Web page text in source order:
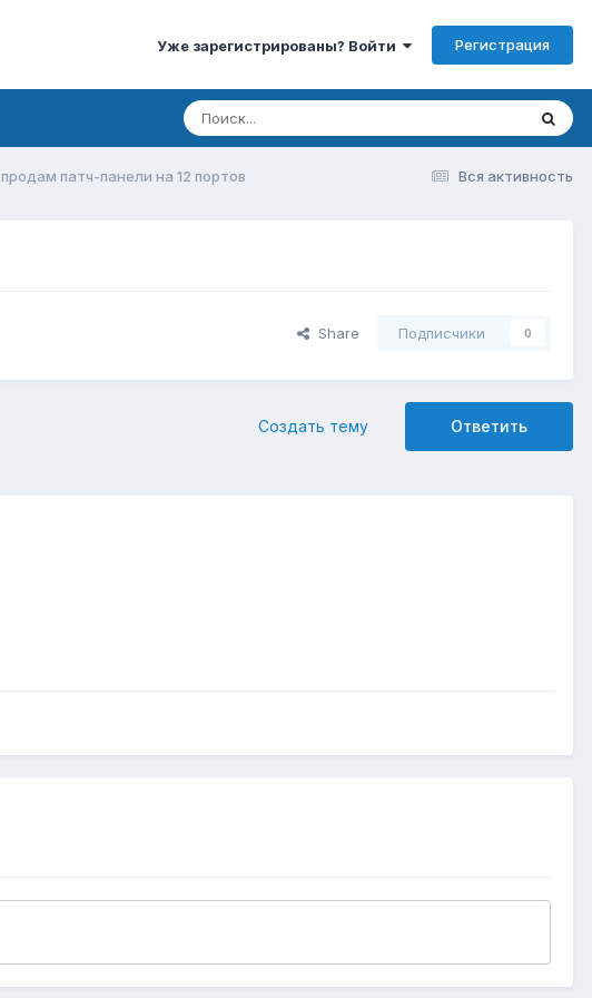
Уже зарегистрированы? Войти Регистрация
Вся активность
продам патч-панели на 12 портов
Share Подписчики 0
Ответить
Создать тему